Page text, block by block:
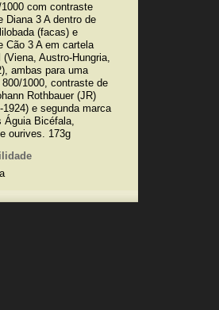
com contraste
Diana 3 A dentro de
(facas) e
Cão 3 A em cartela
(Viena, Austro-Hungria,
ambas para uma
1000, contraste de
Rothbauer (JR)
1924) e segunda marca
Águia Bicéfala,
ourives. 173g